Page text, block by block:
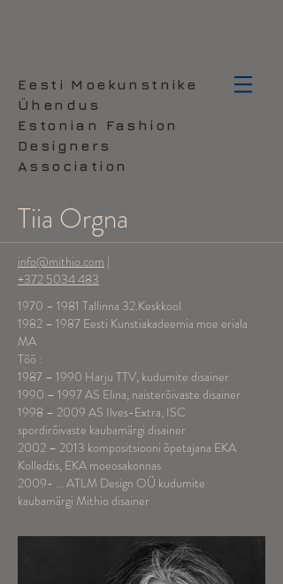
Eesti Moekunstnike
Ühendus
Estonian Fashion
Designers
Association
Tiia Orgna
info@mithio.com |
+372 5034 483
1970 – 1981 Tallinna 32.Keskkool
1982 – 1987 Eesti Kunstiakadeemia moe eriala
MA
Töö :
1987 – 1990 Harju TTV, kudumite disainer
1990 – 1997 AS Elina, naisterõivaste disainer
1998 – 2009 AS Ilves-Extra, ISC
spordirõivaste kaubamärgi disainer
2002 – 2013 kompositsiooni õpetajana EKA
Kolledźis, EKA moeosakonnas
2009- ... ATLM Design OÜ kudumite
kaubamärgi Mithio disainer